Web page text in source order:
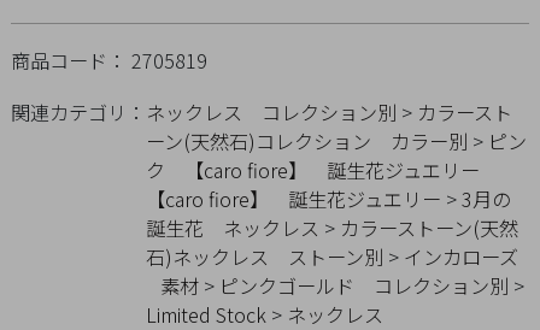
商品コード： 2705819
関連カテゴリ： ネックレス コレクション別 > カラースト
ーン(天然石)コレクション
カラー別 > ピン
ク
【caro fiore】 誕生花ジュエリー
【caro fiore】 誕生花ジュエリー >3月の
誕生花
ネックレス > カラーストーン(天然
石)ネックレス
ストーン別 > インカローズ
素材 > ピンクゴールド コレクション別 >
Limited Stock > ネックレス
会
社
要